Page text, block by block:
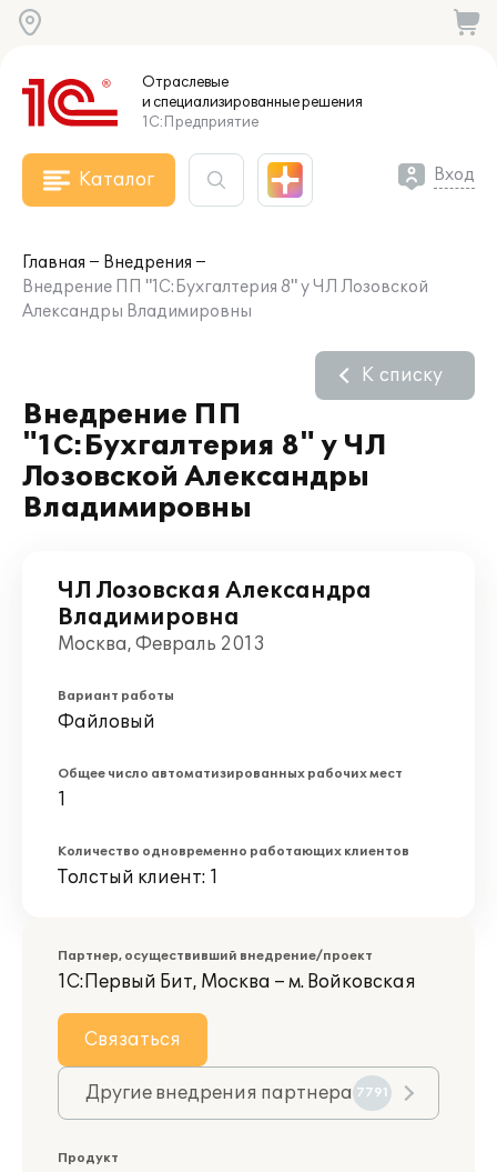
Отраслевые
и специализированныерешения
1С:Предприятие
Каталог Вход
Главная
Внедрения
Внедрение ПП "1С:Бухгалтерия 8" у ЧЛ Лозовской
Александры Владимировны
Внедрение ПП
"1С:Бухгалтерия 8" у ЧЛ
Лозовской Александры
Владимировны
К списку
ЧЛ Лозовская Александра
Владимировна
Москва, Февраль 2013
Вариант работы
Файловый
Общее число автоматизированных рабочих мест
1
Количество одновременно работающих клиентов
Толстый клиент: 1
Партнер, осуществивший внедрение/проект
1С:Первый Бит, Москва – м. Войковская
Связаться
Другие внедрения партнера 7791
Продукт